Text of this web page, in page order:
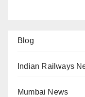
Blog
Indian Railways
Mumbai News